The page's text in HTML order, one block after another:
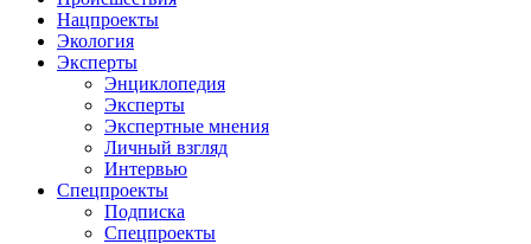
Нацпроекты
Экология
Эксперты
Энциклопедия
Эксперты
Экспертные мнения
Личный взгляд
Интервью
Спецпроекты
Подписка
Спецпроекты